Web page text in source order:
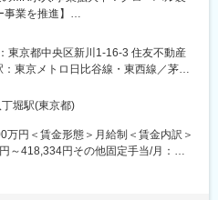
エリアリーダー、営業所長、マネジ
を期待しています。
チャンス
、事業基盤はさらに強固になりまし
を牽引する中核人材の活躍が期待さ
業を推進】
る総合ヘルスケアグループの日本法
集いたします。
いて当社製品の新規口座開設ならびに
に卸との協業を推進する
東京都中央区新川1-16-3 住友不動産
東京メトロ日比谷線・東西線／茅場
煙可能場所あり＜勤務地詳細2＞全国
地内全面禁煙変更の範囲：会社の定
堀駅(東京都)
万円＜賃金形態＞月給制＜賃金内訳＞
～418,334円その他固定手当/月：